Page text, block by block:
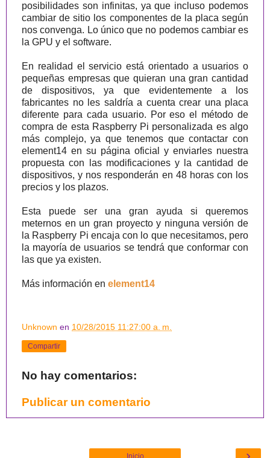
posibilidades son infinitas, ya que incluso podemos
cambiar de sitio los componentes de la placa según
nos convenga. Lo único que no podemos cambiar es
la GPU y el software.
En realidad el servicio está orientado a usuarios o
pequeñas empresas que quieran una gran cantidad
de dispositivos, ya que evidentemente a los
fabricantes no les saldría a cuenta crear una placa
diferente para cada usuario. Por eso el método de
compra de esta Raspberry Pi personalizada es algo
más complejo, ya que tenemos que contactar con
element14 en su página oficial y enviarles nuestra
propuesta con las modificaciones y la cantidad de
dispositivos, y nos responderán en 48 horas con los
precios y los plazos.
Esta puede ser una gran ayuda si queremos
meternos en un gran proyecto y ninguna versión de
la Raspberry Pi encaja con lo que necesitamos, pero
la mayoría de usuarios se tendrá que conformar con
las que ya existen.
Más información en element14
Unknown en 10/28/2015 11:27:00 a. m.
Compartir
No hay comentarios:
Publicar un comentario
Inicio